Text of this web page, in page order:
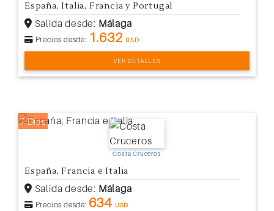
España, Italia, Francia y Portugal
Salida desde: Málaga
Precios desde: 1.632 USD
VER DETALLES
7 Días
Costa Cruceros
España, Francia e Italia
Salida desde: Málaga
Precios desde: 634 USD